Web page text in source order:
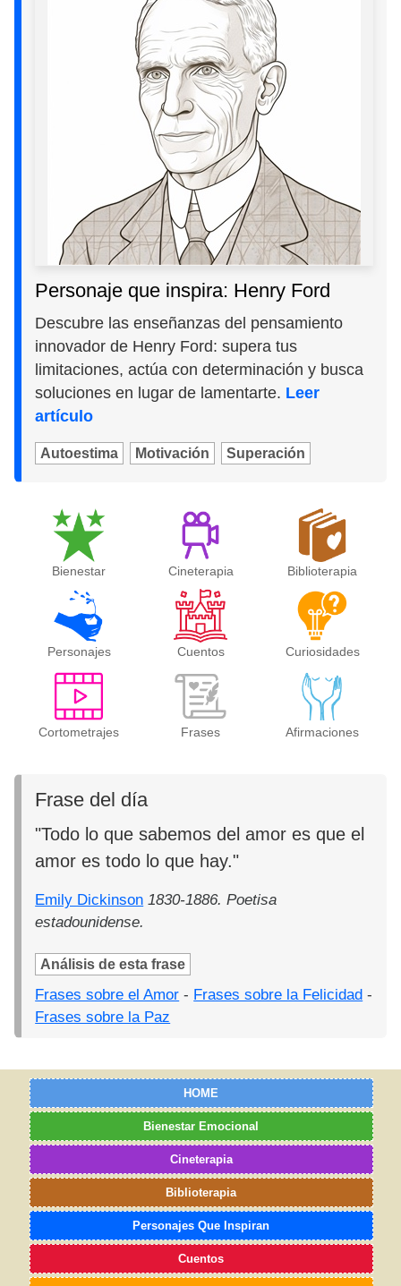
Personaje que inspira: Henry Ford
Descubre las enseñanzas del pensamiento
innovador de Henry Ford: supera tus
limitaciones, actúa con determinación y busca
soluciones en lugar de lamentarte. Leer
artículo
Autoestima Motivación Superación
Bienestar Cineterapia Biblioterapia
Personajes Cuentos Curiosidades
Cortometrajes Frases Afirmaciones
Frase del día
"Todo lo que sabemos del amor es que el
amor es todo lo que hay."
Emily Dickinson 1830-1886. Poetisa
estadounidense.
Análisis de esta frase
Frases sobre el Amor - Frases sobre la Felicidad -
Frases sobre la Paz
HOME
Bienestar Emocional
Cineterapia
Biblioterapia
Personajes Que Inspiran
Cuentos